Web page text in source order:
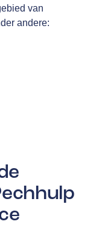
van
andere: